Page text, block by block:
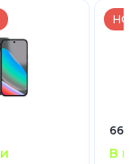
66
В